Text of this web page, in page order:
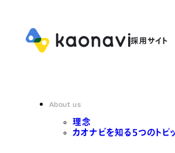
About us
理念
カオナビを知る5つのトピ